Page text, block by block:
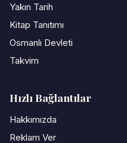
Yakın Tarih
Kitap Tanıtımı
Osmanlı Devleti
Takvim
Hızlı Bağlantılar
Hakkımızda
Reklam Ver